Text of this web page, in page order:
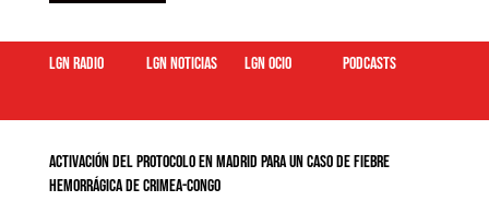
LGN Radio LGN Noticias LGN ocio podcasts
Activación del protocolo en Madrid para un caso de fiebre
hemorrágica de Crimea-Congo